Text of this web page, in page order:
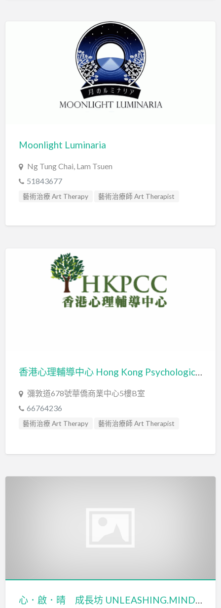
Moonlight Luminaria
Ng Tung Chai, Lam Tsuen
51843677
藝術治療 Art Therapy 藝術治療師 Art Therapist
香港心理輔導中心 Hong Kong Psychological Counselling Center Limited
彌敦道678號華僑商業中心5樓B室
66764236
藝術治療 Art Therapy
藝術治療師 Art Therapist
心．啟．晴 成長坊 UNLEASHING.MIND GROWTH PLACE